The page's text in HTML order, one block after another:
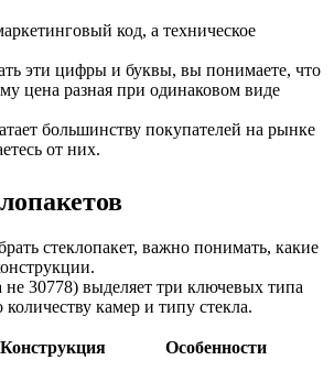
код, а техническое
эти цифры и буквы, вы понимаете, что
цена разная при одинаковом виде
большинству покупателей на рынке
от них.
стеклопакет, важно понимать, какие
30778) выделяет три ключевых типа
камер и типу стекла.
Конструкция Особенности